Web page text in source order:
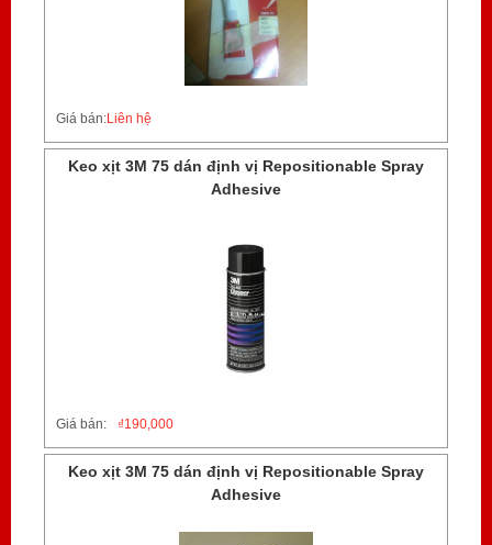
Giá bán:Liên hệ
Keo xịt 3M 75 dán định vị Repositionable Spray
Adhesive
Giá bán: 190,000
₫
Keo xịt 3M 75 dán định vị Repositionable Spray
Adhesive